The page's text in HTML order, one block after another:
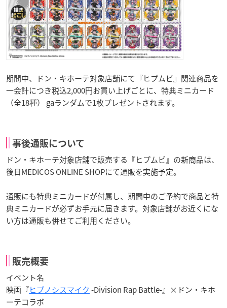
期間中、ドン・キホーテ対象店舗にて『ヒプムビ』関連商品を
一会計につき税込2,000円お買い上げごとに、特典ミニカード
（全18種） gaランダムで1枚プレゼントされます。
事後通販について
ドン・キホーテ対象店舗で販売する『ヒプムビ』の新商品は、
後日MEDICOS ONLINE SHOPにて通販を実施予定。
通販にも特典ミニカードが付属し、期間中のご予約で商品と特
典ミニカードが必ずお手元に届きます。対象店舗がお近くにな
い方は通販も併せてご利用ください。
販売概要
イベント名
映画『ヒプノシスマイク -Division Rap Battle-』×ドン・キホ
ーテコラボ